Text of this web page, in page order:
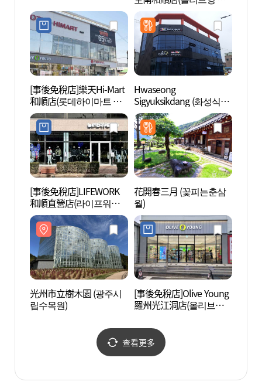
남화순점)
[事後免稅店]樂天Hi-Mart
和順店(롯데하이마트 화
순점)
Hwaseong
Sigyuksikdang (화성식육
식당)
[事後免稅店]LIFEWORK
和順直營店(라이프워크
화순직영점)
花開春三月 (꽃피는춘삼
월)
光州市立樹木園 (광주시
립수목원)
[事後免稅店]Olive Young
羅州光江洞店(올리브영
查看更多